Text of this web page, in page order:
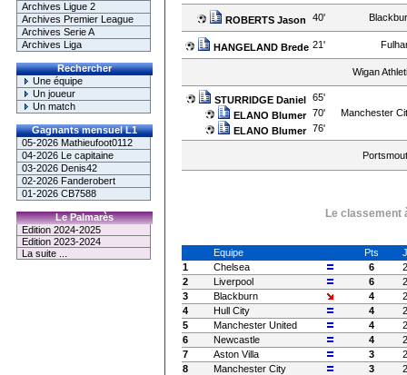
Archives Ligue 2
Archives Premier League
Archives Serie A
Archives Liga
Rechercher
Une équipe
Un joueur
Un match
Gagnants mensuel L1
05-2026 Mathieufoot0112
04-2026 Le capitaine
03-2026 Denis42
02-2026 Fanderobert
01-2026 CB7588
Le Palmarès
Edition 2024-2025
Edition 2023-2024
La suite ...
ROBERTS Jason 40'
HANGELAND Brede 21'
Wigan
STURRIDGE Daniel
65'
ELANO Blumer
70'
ELANO Blumer
76'
Manchester
Le classement
Equipe Pts
J
1
Chelsea 6
2
2
Liverpool 6
2
3
Blackburn 4
2
4
Hull City 4
2
5
Manchester United 4
2
6
Newcastle 4
2
7
Aston Villa 3
2
8
Manchester City 3
2